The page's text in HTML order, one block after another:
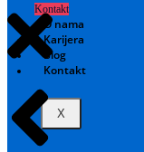
Kontakt
O nama
Karijera
Blog
Kontakt
X